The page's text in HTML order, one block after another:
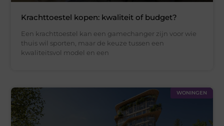
Krachttoestel kopen: kwaliteit of budget?
Een krachttoestel kan een gamechanger zijn voor wie
thuis wil sporten, maar de keuze tussen een
kwaliteitsvol model en een
WONINGEN